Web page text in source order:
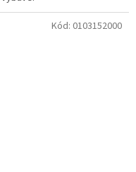
Kód: 0103152000